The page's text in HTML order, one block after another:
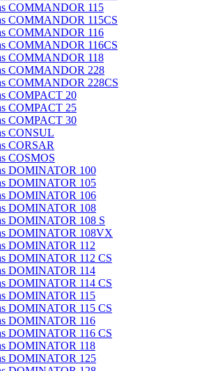
COMMANDOR 115
COMMANDOR 115CS
COMMANDOR 116
COMMANDOR 116CS
COMMANDOR 118
COMMANDOR 228
COMMANDOR 228CS
COMPACT 20
COMPACT 25
COMPACT 30
CONSUL
CORSAR
COSMOS
DOMINATOR 100
DOMINATOR 105
DOMINATOR 106
DOMINATOR 108
DOMINATOR 108 S
DOMINATOR 108VX
DOMINATOR 112
DOMINATOR 112 CS
DOMINATOR 114
DOMINATOR 114 CS
DOMINATOR 115
DOMINATOR 115 CS
DOMINATOR 116
DOMINATOR 116 CS
DOMINATOR 118
DOMINATOR 125